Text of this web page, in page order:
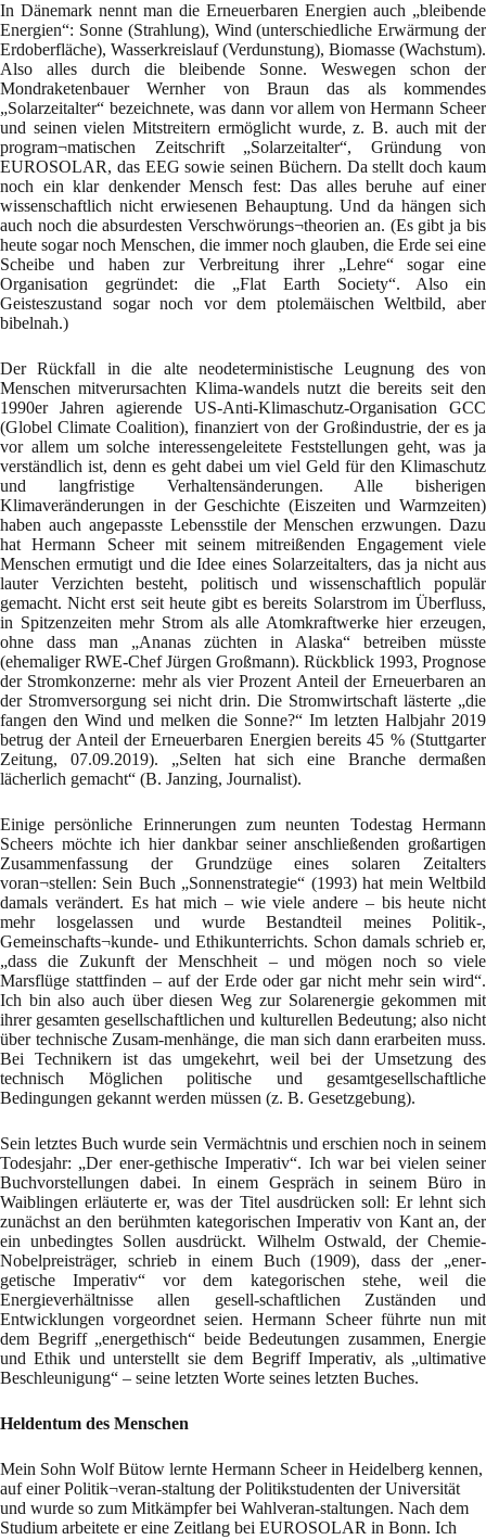
In Dänemark nennt man die Erneuerbaren Energien auch „bleibende
Energien“: Sonne (Strahlung), Wind (unterschiedliche Erwärmung der
Erdoberfläche), Wasserkreislauf (Verdunstung), Biomasse (Wachstum).
Also alles durch die bleibende Sonne. Weswegen schon der
Mondraketenbauer Wernher von Braun das als kommendes
„Solarzeitalter“ bezeichnete, was dann vor allem von Hermann Scheer
und seinen vielen Mitstreitern ermöglicht wurde, z. B. auch mit der
program¬matischen Zeitschrift „Solarzeitalter“, Gründung von
EUROSOLAR, das EEG sowie seinen Büchern. Da stellt doch kaum
noch ein klar denkender Mensch fest: Das alles beruhe auf einer
wissenschaftlich nicht erwiesenen Behauptung. Und da hängen sich
auch noch die absurdesten Verschwörungs¬theorien an. (Es gibt ja bis
heute sogar noch Menschen, die immer noch glauben, die Erde sei eine
Scheibe und haben zur Verbreitung ihrer „Lehre“ sogar eine
Organisation gegründet: die „Flat Earth Society“. Also ein
Geisteszustand sogar noch vor dem ptolemäischen Weltbild, aber
bibelnah.)
Der Rückfall in die alte neodeterministische Leugnung des von
Menschen mitverursachten Klima-wandels nutzt die bereits seit den
1990er Jahren agierende US-Anti-Klimaschutz-Organisation GCC
(Globel Climate Coalition), finanziert von der Großindustrie, der es ja
vor allem um solche interessengeleitete Feststellungen geht, was ja
verständlich ist, denn es geht dabei um viel Geld für den Klimaschutz
und langfristige Verhaltensänderungen. Alle bisherigen
Klimaveränderungen in der Geschichte (Eiszeiten und Warmzeiten)
haben auch angepasste Lebensstile der Menschen erzwungen. Dazu
hat Hermann Scheer mit seinem mitreißenden Engagement viele
Menschen ermutigt und die Idee eines Solarzeitalters, das ja nicht aus
lauter Verzichten besteht, politisch und wissenschaftlich populär
gemacht. Nicht erst seit heute gibt es bereits Solarstrom im Überfluss,
in Spitzenzeiten mehr Strom als alle Atomkraftwerke hier erzeugen,
ohne dass man „Ananas züchten in Alaska“ betreiben müsste
(ehemaliger RWE-Chef Jürgen Großmann). Rückblick 1993, Prognose
der Stromkonzerne: mehr als vier Prozent Anteil der Erneuerbaren an
der Stromversorgung sei nicht drin. Die Stromwirtschaft lästerte „die
fangen den Wind und melken die Sonne?“ Im letzten Halbjahr 2019
betrug der Anteil der Erneuerbaren Energien bereits 45 % (Stuttgarter
Zeitung, 07.09.2019). „Selten hat sich eine Branche dermaßen
lächerlich gemacht“ (B. Janzing, Journalist).
Einige persönliche Erinnerungen zum neunten Todestag Hermann
Scheers möchte ich hier dankbar seiner anschließenden großartigen
Zusammenfassung der Grundzüge eines solaren Zeitalters
voran¬stellen: Sein Buch „Sonnenstrategie“ (1993) hat mein Weltbild
damals verändert. Es hat mich – wie viele andere – bis heute nicht
mehr losgelassen und wurde Bestandteil meines Politik-,
Gemeinschafts¬kunde- und Ethikunterrichts. Schon damals schrieb er,
„dass die Zukunft der Menschheit – und mögen noch so viele
Marsflüge stattfinden – auf der Erde oder gar nicht mehr sein wird“.
Ich bin also auch über diesen Weg zur Solarenergie gekommen mit
ihrer gesamten gesellschaftlichen und kulturellen Bedeutung; also nicht
über technische Zusam-menhänge, die man sich dann erarbeiten muss.
Bei Technikern ist das umgekehrt, weil bei der Umsetzung des
technisch Möglichen politische und gesamtgesellschaftliche
Bedingungen gekannt werden müssen (z. B. Gesetzgebung).
Sein letztes Buch wurde sein Vermächtnis und erschien noch in seinem
Todesjahr: „Der ener-gethische Imperativ“. Ich war bei vielen seiner
Buchvorstellungen dabei. In einem Gespräch in seinem Büro in
Waiblingen erläuterte er, was der Titel ausdrücken soll: Er lehnt sich
zunächst an den berühmten kategorischen Imperativ von Kant an, der
ein unbedingtes Sollen ausdrückt. Wilhelm Ostwald, der Chemie-
Nobelpreisträger, schrieb in einem Buch (1909), dass der „ener-
getische Imperativ“ vor dem kategorischen stehe, weil die
Energieverhältnisse allen gesell-schaftlichen Zuständen und
Entwicklungen vorgeordnet seien. Hermann Scheer führte nun mit
dem Begriff „energethisch“ beide Bedeutungen zusammen, Energie
und Ethik und unterstellt sie dem Begriff Imperativ, als „ultimative
Beschleunigung“ – seine letzten Worte seines letzten Buches.
Heldentum des Menschen
Mein Sohn Wolf Bütow lernte Hermann Scheer in Heidelberg kennen,
auf einer Politik¬veran-staltung der Politikstudenten der Universität
und wurde so zum Mitkämpfer bei Wahlveran-staltungen. Nach dem
Studium arbeitete er eine Zeitlang bei EUROSOLAR in Bonn. Ich